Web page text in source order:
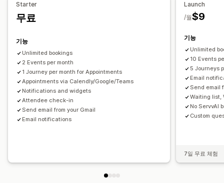
맞춤 설정
예약 페이지
사용자 지정 양식
Starter
무료
기능
Unlimited bookings
2 Events per month
1 Journey per month for Appointments
Appointments via Calendly/Google/Teams
Notifications and widgets
Attendee check-in
Send email from your Gmail
Email notifications
Launch
$9
/월
기능
Unlimited
10 Events
5 Journeys
Email
Send email
Waiting list,
No ServvAI
Custom
7일 무료 체험